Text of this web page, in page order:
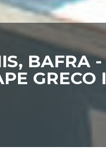
BAFRA -
GRECO I